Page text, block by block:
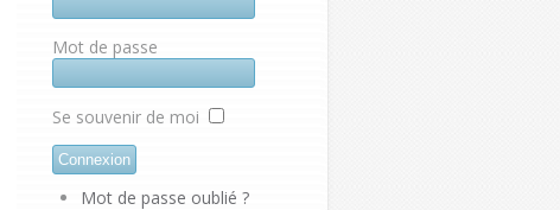
Mot de passe
Se souvenir de moi
Mot de passe oublié ?